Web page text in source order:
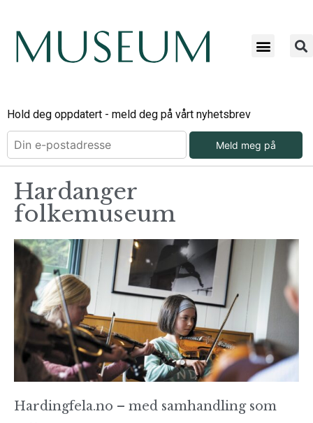
Hold deg oppdatert - meld deg på vårt nyhetsbrev
Meld meg på
Hardanger
folkemuseum
Hardingfela.no – med samhandling som